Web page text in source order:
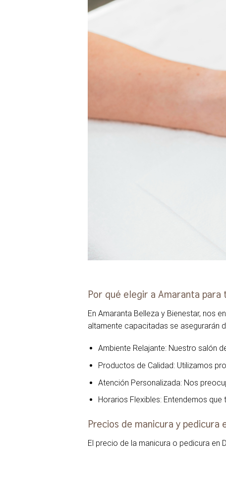
Por qué elegir a Amaranta para
En Amaranta Belleza y Bienestar, nos
altamente capacitadas se asegurarán
Ambiente Relajante: Nuestro salón
Productos de Calidad: Utilizamos
Atención Personalizada: Nos
Horarios Flexibles: Entendemos
Precios de manicura y pedicura
El precio de la manicura o pedicura en